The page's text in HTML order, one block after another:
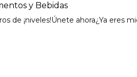
y Bebidas
de ¡niveles!Únete ahora¿Ya eres